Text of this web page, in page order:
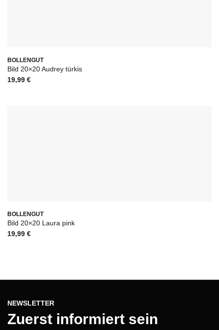
BOLLENGUT
Bild 20×20 Audrey türkis
19,99 €
BOLLENGUT
Bild 20×20 Laura pink
19,99 €
NEWSLETTER
Zuerst informiert sein